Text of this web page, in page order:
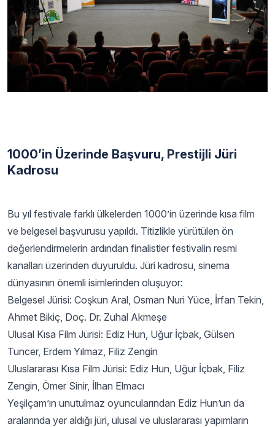
1000’in Üzerinde Başvuru, Prestijli Jüri
Kadrosu
Bu yıl festivale farklı ülkelerden 1000’in üzerinde kısa film
ve belgesel başvurusu yapıldı. Titizlikle yürütülen ön
değerlendirmelerin ardından finalistler festivalin resmi
kanalları üzerinden duyuruldu. Jüri kadrosu, sinema
dünyasının önemli isimlerinden oluşuyor:
Belgesel Jürisi: Coşkun Aral, Osman Nuri Yüce, İrfan Tekin,
Ahmet Bikiç, Doç. Dr. Zuhal Akmeşe
Ulusal Kısa Film Jürisi: Ediz Hun, Uğur İçbak, Gülsen
Tuncer, Erdem Yılmaz, Filiz Zengin
Uluslararası Kısa Film Jürisi: Ediz Hun, Uğur İçbak, Filiz
Zengin, Ömer Sinir, İlhan Elmacı
Yeşilçam’ın unutulmaz oyuncularından Ediz Hun’un da
aralarında yer aldığı jüri, ulusal ve uluslararası yapımların